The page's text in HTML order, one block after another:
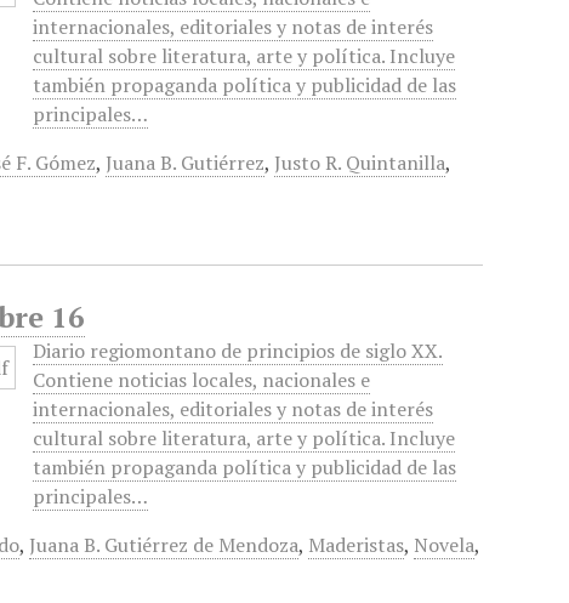
internacionales, editoriales y notas de interés
cultural sobre literatura, arte y política. Incluye
también propaganda política y publicidad de las
principales…
F. Gómez, Juana B. Gutiérrez, Justo R. Quintanilla,
16
Diario regiomontano de principios de siglo XX.
Contiene noticias locales, nacionales e
internacionales, editoriales y notas de interés
cultural sobre literatura, arte y política. Incluye
también propaganda política y publicidad de las
principales…
, Juana B. Gutiérrez de Mendoza, Maderistas, Novela,